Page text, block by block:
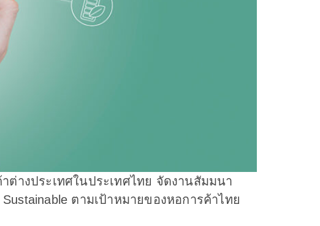
างประเทศในประเทศไทย จัดงานสัมมนา
ตามเป้าหมายของหอการค้าไทย